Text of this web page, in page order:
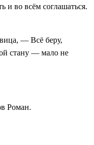
и во всём соглашаться.
— Всё беру,
стану — мало не
Роман.